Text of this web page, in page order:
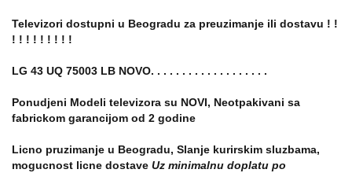
Televizori dostupni u Beogradu za preuzimanje ili dostavu ! !
! ! ! ! ! ! ! ! !
LG 43 UQ 75003 LB NOVO. . . . . . . . . . . . . . . . . . .
Ponudjeni Modeli televizora su NOVI, Neotpakivani sa
fabrickom garancijom od 2 godine
Licno pruzimanje u Beogradu, Slanje kurirskim sluzbama,
mogucnost licne dostave Uz minimalnu doplatu po